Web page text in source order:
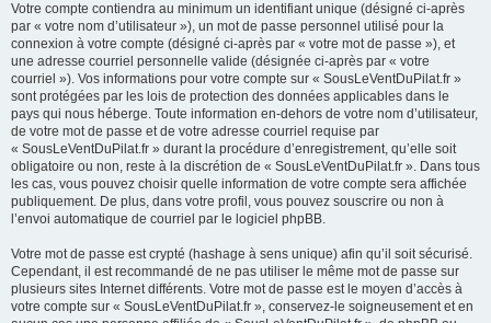
Votre compte contiendra au minimum un identifiant unique (désigné ci-après
par « votre nom d’utilisateur »), un mot de passe personnel utilisé pour la
connexion à votre compte (désigné ci-après par « votre mot de passe »), et
une adresse courriel personnelle valide (désignée ci-après par « votre
courriel »). Vos informations pour votre compte sur « SousLeVentDuPilat.fr »
sont protégées par les lois de protection des données applicables dans le
pays qui nous héberge. Toute information en-dehors de votre nom d’utilisateur,
de votre mot de passe et de votre adresse courriel requise par
« SousLeVentDuPilat.fr » durant la procédure d’enregistrement, qu’elle soit
obligatoire ou non, reste à la discrétion de « SousLeVentDuPilat.fr ». Dans tous
les cas, vous pouvez choisir quelle information de votre compte sera affichée
publiquement. De plus, dans votre profil, vous pouvez souscrire ou non à
l’envoi automatique de courriel par le logiciel phpBB.
Votre mot de passe est crypté (hashage à sens unique) afin qu’il soit sécurisé.
Cependant, il est recommandé de ne pas utiliser le même mot de passe sur
plusieurs sites Internet différents. Votre mot de passe est le moyen d’accès à
votre compte sur « SousLeVentDuPilat.fr », conservez-le soigneusement et en